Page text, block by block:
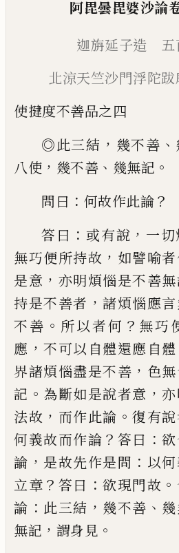
阿毘曇毘婆沙論
迦旃延子造 五
北涼天竺沙門浮陀跋
使揵度不善品之四
◎此三結 ， 幾不善 、
八使 ， 幾不善 、 幾無記 。
問曰 ： 何故作此論？
答曰 ： 或有說 ， 一
無巧便所持故 ， 如譬喻
是意 ， 亦明煩惱是不善
持是不善者 ，諸煩惱應
不善 。 所以者何 ？ 無巧
應 ，不可以自體還應自體
界諸煩惱盡是不善 ， 色無
記 。 為斷如是說者意 ，亦
法故 ， 而作此論 。復有說
何義故而作論 ？ 答曰 ：
論 ， 是故先作是問 ： 以
立章 ？ 答曰 ：欲現門故 。
論 ： 此三結 ， 幾不善 、
無記 ， 謂身見 。